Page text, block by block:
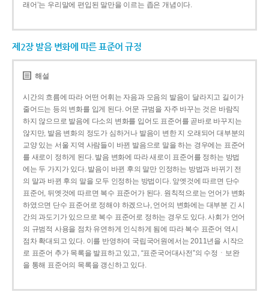
래어’는 우리말에 편입된 말만을 이르는 좁은 개념이다.
제2장 발음 변화에 따른 표준어 규정
해설
시간의 흐름에 따라 어떤 어휘는 자음과 모음의 발음이 달라지고 길이가
줄어드는 등의 변화를 입게 된다. 어문 규범을 자주 바꾸는 것은 바람직
하지 않으므로 발음에 다소의 변화를 입어도 표준어를 곧바로 바꾸지는
않지만, 발음 변화의 정도가 심하거나 발음이 변한 지 오래되어 대부분의
교양 있는 서울 지역 사람들이 바뀐 발음으로 말을 하는 경우에는 표준어
를 새로이 정하게 된다. 발음 변화에 따라 새로이 표준어를 정하는 방법
에는 두 가지가 있다. 발음이 바뀐 후의 말만 인정하는 방법과 바뀌기 전
의 말과 바뀐 후의 말을 모두 인정하는 방법이다. 앞엣것에 따르면 단수
표준어, 뒤엣것에 따르면 복수 표준어가 된다. 원칙적으로는 언어가 변화
하였으면 단수 표준어로 정해야 하겠으나, 언어의 변화에는 대부분 긴 시
간의 과도기가 있으므로 복수 표준어로 정하는 경우도 있다. 사회가 언어
의 규범적 사용을 점차 유연하게 인식하게 됨에 따라 복수 표준어 역시
점차 확대되고 있다. 이를 반영하여 국립국어원에서는 2011년을 시작으
로 표준어 추가 목록을 발표하고 있고, “표준국어대사전”의 수정ㆍ보완
을 통해 표준어의 목록을 갱신하고 있다.